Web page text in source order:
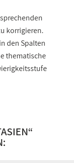
korrigieren.
den Spalten
thematische
“